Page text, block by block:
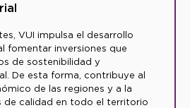
VUI impulsa el desarrollo
fomentar inversiones que
de sostenibilidad y
De esta forma, contribuye al
de las regiones y a la
de calidad en todo el territorio